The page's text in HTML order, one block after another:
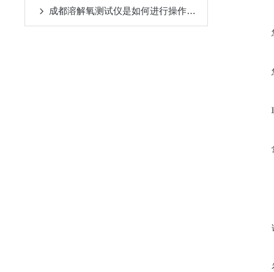
成都溶解氧测试仪是如何进行操作的呢？